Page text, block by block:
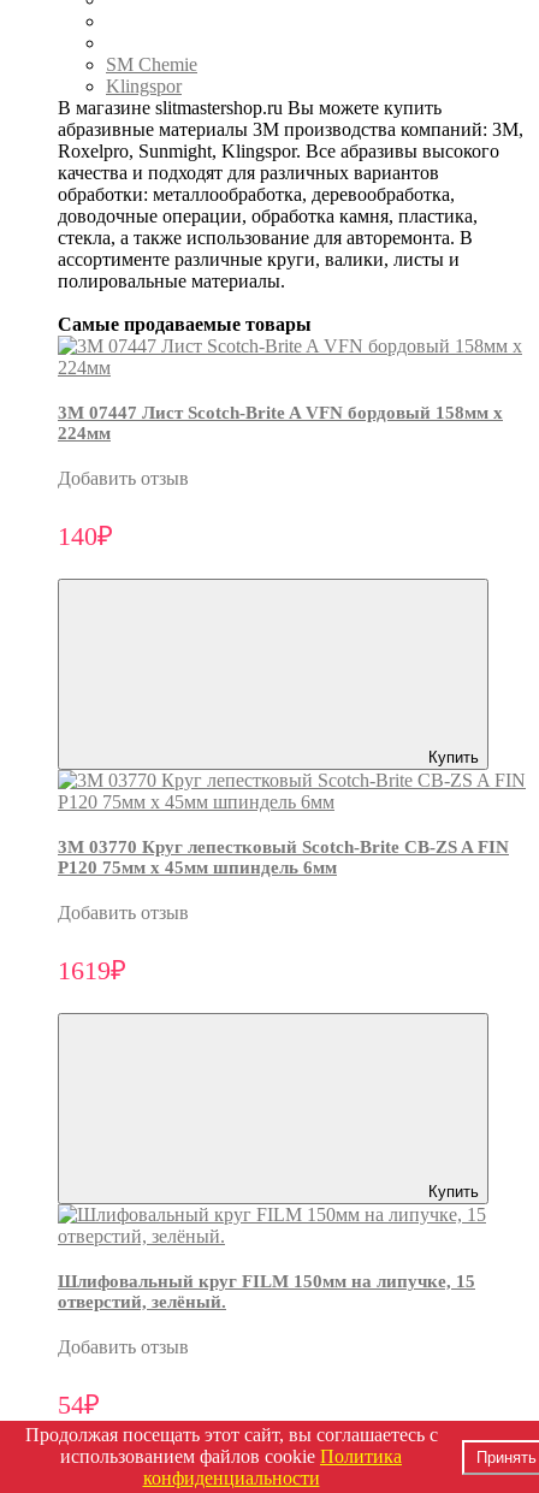
SM Chemie
Klingspor
В магазине slitmastershop.ru Вы можете купить
абразивные материалы 3М производства компаний: 3М,
Roxelpro, Sunmight, Klingspor. Все абразивы высокого
качества и подходят для различных вариантов
обработки: металлообработка, деревообработка,
доводочные операции, обработка камня, пластика,
стекла, а также использование для авторемонта. В
ассортименте различные круги, валики, листы и
полировальные материалы.
Самые продаваемые товары
3М 07447 Лист Scotch-Brite A VFN бордовый 158мм х
224мм
Добавить отзыв
140₽
Купить
3М 03770 Круг лепестковый Scotch-Brite CB-ZS A FIN
P120 75мм х 45мм шпиндель 6мм
Добавить отзыв
1619₽
Купить
Шлифовальный круг FILM 150мм на липучке, 15
отверстий, зелёный.
Добавить отзыв
54₽
Продолжая посещать этот сайт, вы соглашаетесь с
использованием файлов cookie Политика
конфиденциальности
Принять